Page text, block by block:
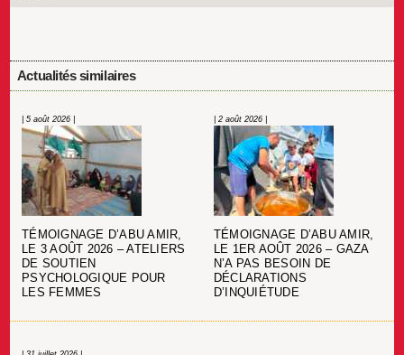
Actualités similaires
| 5 août 2026 |
TÉMOIGNAGE D’ABU AMIR,
LE 3 AOÛT 2026 – ATELIERS
DE SOUTIEN
PSYCHOLOGIQUE POUR
LES FEMMES
| 2 août 2026 |
TÉMOIGNAGE D’ABU AMIR,
LE 1ER AOÛT 2026 – GAZA
N’A PAS BESOIN DE
DÉCLARATIONS
D’INQUIÉTUDE